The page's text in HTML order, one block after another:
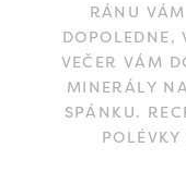
RÁNU
DOPOLEDNE,
VEČER VÁM
MINERÁLY
SPÁNKU.